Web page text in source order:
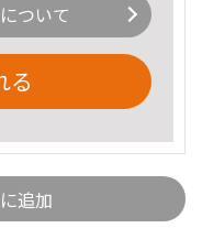
ついて
る
追加